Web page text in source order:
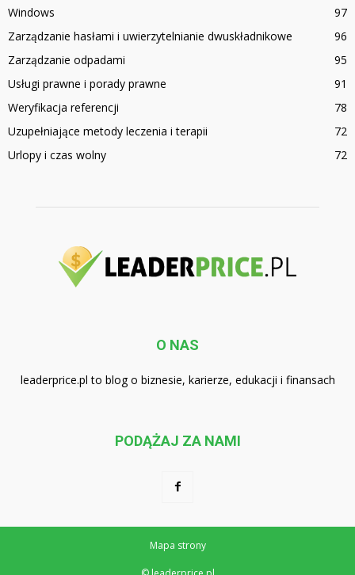
Windows
97
Zarządzanie hasłami i uwierzytelnianie dwuskładnikowe
96
Zarządzanie odpadami
95
Usługi prawne i porady prawne
91
Weryfikacja referencji
78
Uzupełniające metody leczenia i terapii
72
Urlopy i czas wolny
72
O NAS
leaderprice.pl to blog o biznesie, karierze, edukacji i finansach
PODĄŻAJ ZA NAMI
Mapa strony